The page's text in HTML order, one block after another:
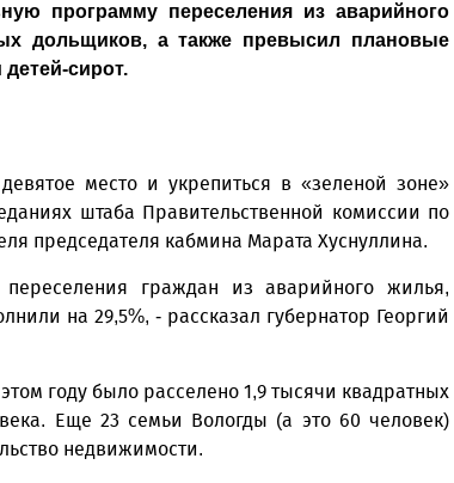
программу переселения из аварийного
дольщиков, а также превысил плановые
сирот.
место и укрепиться в «зеленой зоне»
штаба Правительственной комиссии по
председателя кабмина Марата Хуснуллина.
граждан из аварийного жилья,
на 29,5%, - рассказал губернатор Георгий
году было расселено 1,9 тысячи квад­ратных
Еще 23 семьи Вологды (а это 60 человек)
недвижимости.